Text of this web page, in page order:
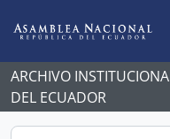
ARCHIVO
DEL ECUADOR